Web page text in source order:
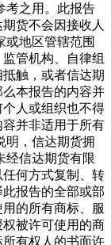
考之用。此报告
货不会因接收人
或地区管辖范围
管机构、自律组
触，或者信达期
本报告的内容并
人或组织也不得
并非适用于所有
明，信达期货拥
经信达期货有限
何方式复制、转
报告的全部或部
的所有商标、服
被许可使用的商
有权人的书面许